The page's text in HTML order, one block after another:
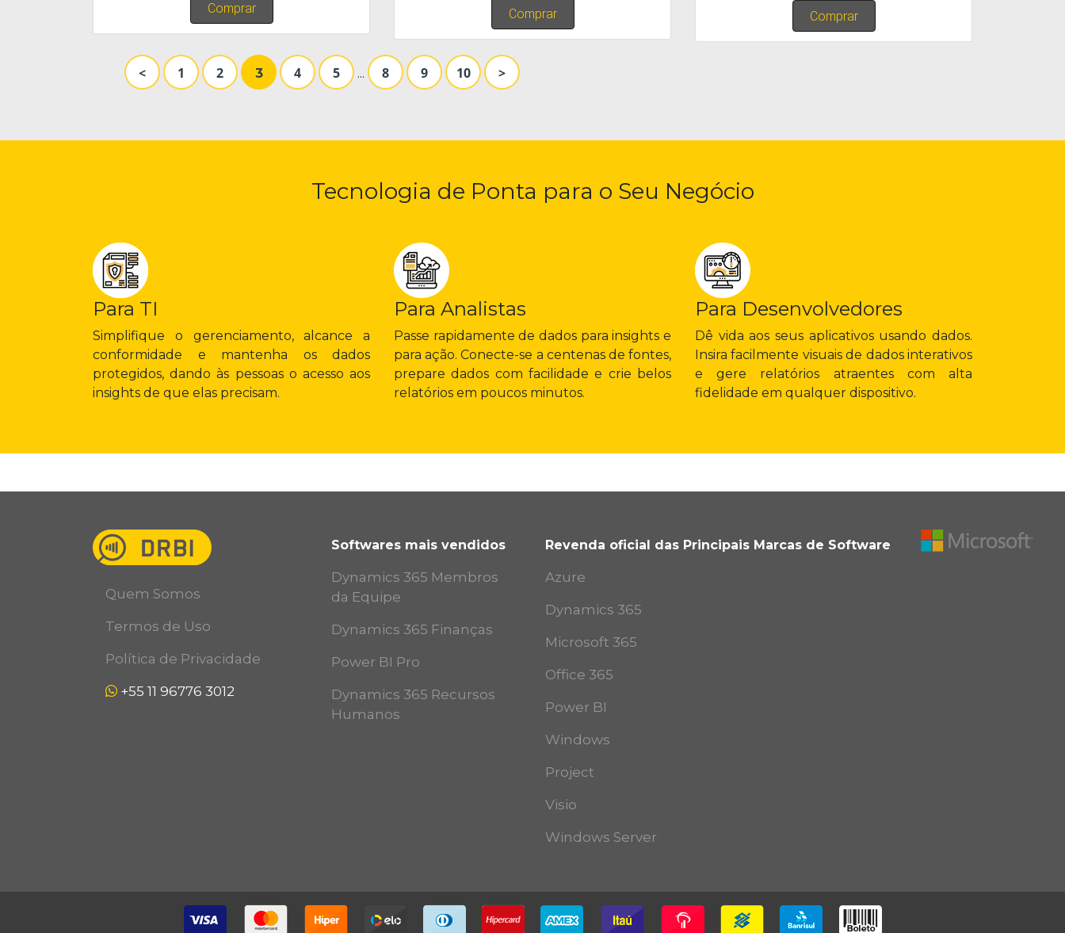
Comprar Comprar Comprar
< 1 2 3 4 5 ... 8 9 10 >
Tecnologia de Ponta para o Seu Negócio
Para TI
Simplifique o gerenciamento, alcance a
conformidade e mantenha os dados
protegidos, dando às pessoas o acesso aos
insights de que elas precisam.
Para Analistas
Passe rapidamente de dados para insights e
para ação. Conecte-se a centenas de fontes,
prepare dados com facilidade e crie belos
relatórios em poucos minutos.
Para Desenvolvedores
Dê vida aos seus aplicativos usando dados.
Insira facilmente visuais de dados interativos
e gere relatórios atraentes com alta
fidelidade em qualquer dispositivo.
Quem Somos
Termos de Uso
Política de Privacidade
+55 11 96776 3012
Softwares mais vendidos
Dynamics 365 Membros
da Equipe
Dynamics 365 Finanças
Power BI Pro
Dynamics 365 Recursos
Humanos
Revenda oficial das Principais Marcas de Software
Azure
Dynamics 365
Microsoft 365
Office 365
Power BI
Windows
Project
Visio
Windows Server